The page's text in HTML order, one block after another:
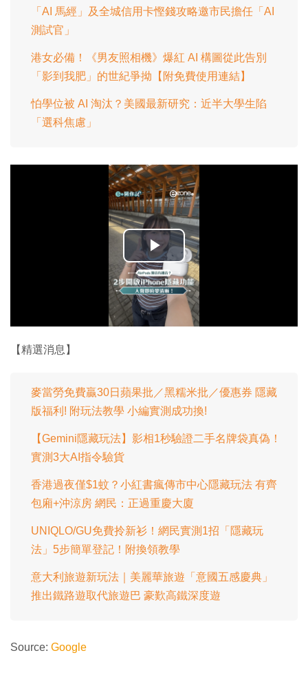
「AI 馬經」及全城信用卡慳錢攻略邀市民擔任「AI
測試官」
港女必備！《男友照相機》爆紅 AI 構圖從此告別
「影到我肥」的世紀爭拗【附免費使用連結】
怕學位被 AI 淘汰？美國最新研究：近半大學生陷
「選科焦慮」
播
放
影
【精選消息】
麥當勞免費贏30日蘋果批／黑糯米批／優惠券 隱藏
版福利! 附玩法教學 小編實測成功換!
【Gemini隱藏玩法】影相1秒驗證二手名牌袋真偽！
實測3大AI指令驗貨
香港過夜僅$1蚊？小紅書瘋傳市中心隱藏玩法 有齊
包廂+沖涼房 網民：正過重慶大廈
UNIQLO/GU免費拎新衫！網民實測1招「隱藏玩
法」5步簡單登記！附換領教學
意大利旅遊新玩法｜美麗華旅遊「意國五感慶典」
推出鐵路遊取代旅遊巴 豪歎高鐵深度遊
Source: Google